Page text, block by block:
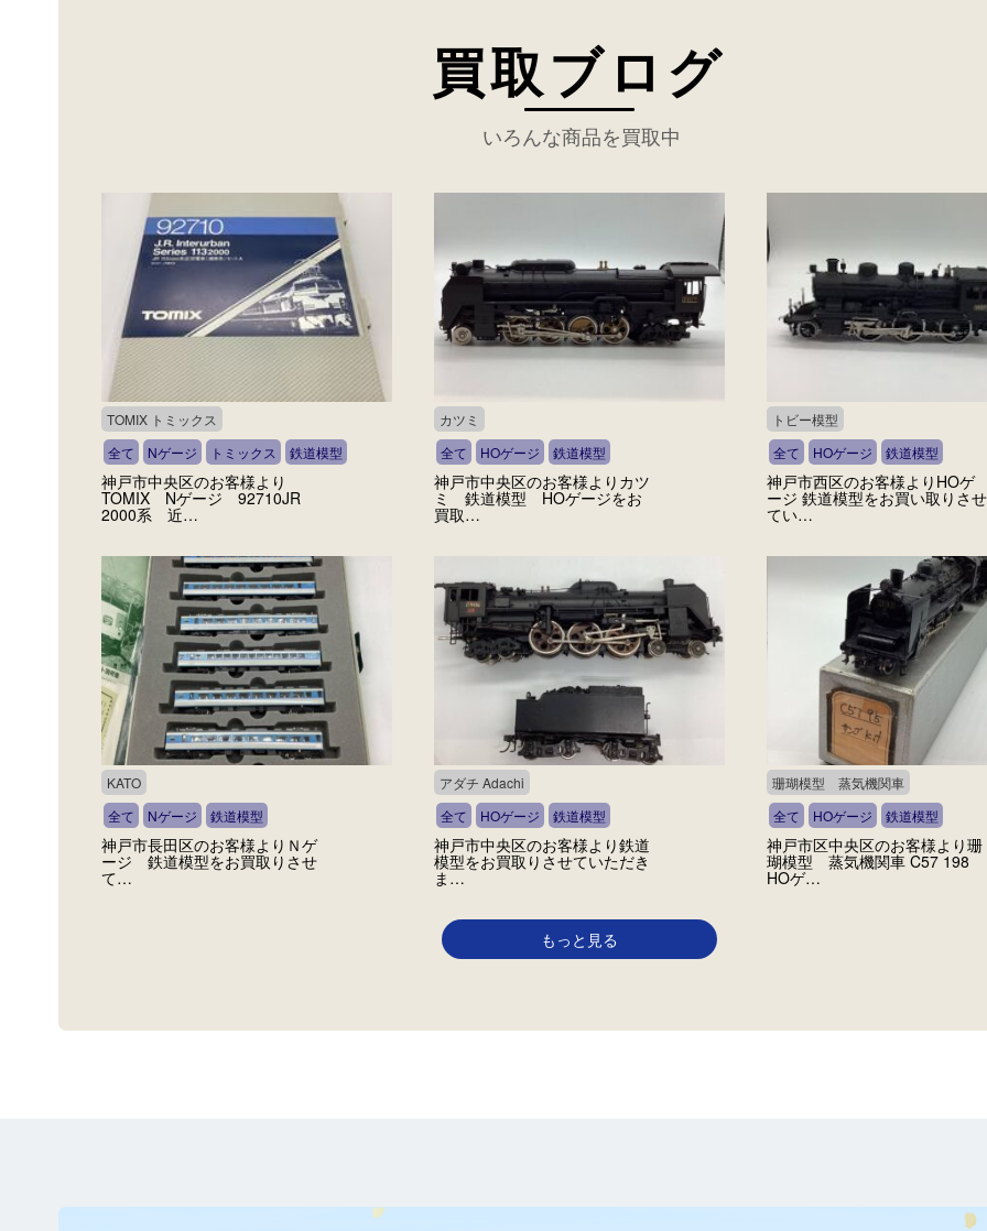
買取ブログ
いろんな商品を買取中
TOMIX トミックス
全て
Nゲージ トミックス 鉄道模型
神戸市中央区のお客様より
TOMIX Nゲージ 92710JR
2000系 近…
カツミ
全て
HOゲージ 鉄道模型
神戸市中央区のお客様よりカツ
ミ 鉄道模型 HOゲージをお
買取…
トビー模型
全て
HOゲージ 鉄道模型
神戸市西区のお客様よりHOゲ
ージ 鉄道模型をお買い取りさせ
てい…
KATO
全て
Nゲージ 鉄道模型
神戸市長田区のお客様よりＮゲ
ージ 鉄道模型をお買取りさせ
て…
アダチ Adachi
全て
HOゲージ 鉄道模型
神戸市中央区のお客様より鉄道
模型をお買取りさせていただき
ま…
珊瑚模型 蒸気機関車
全て
HOゲージ 鉄道模型
神戸市区中央区のお客様より珊
瑚模型 蒸気機関車 C57 198
HOゲ…
もっと見る